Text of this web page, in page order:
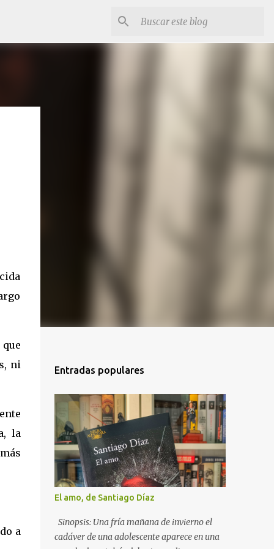
ni
la
a
Entradas populares
El amo, de Santiago Díaz
Sinopsis: Una fría mañana de invierno el
cadáver de una adolescente aparece en una